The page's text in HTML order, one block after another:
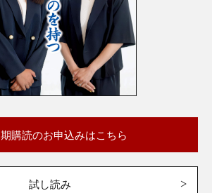
購読のお申込みはこちら
試し読み